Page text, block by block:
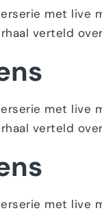
met live
verteld
met live
verteld
met live